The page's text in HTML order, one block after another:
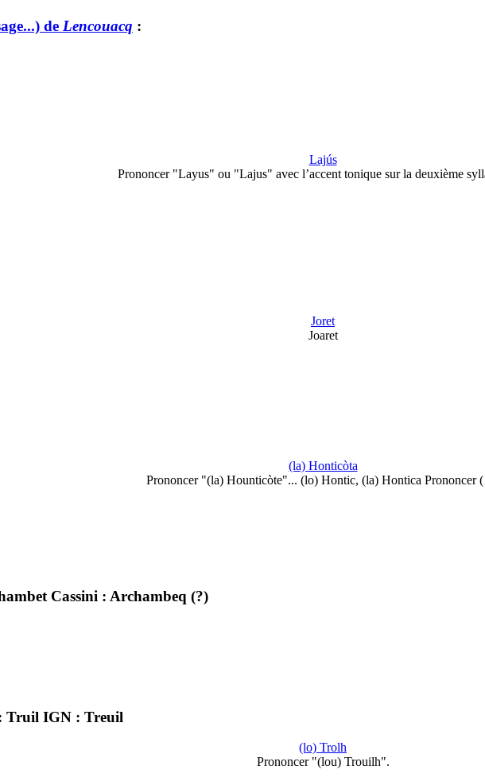
de Lencouacq :
Lajús
Prononcer "Layus" ou "Lajus" avec l’accent tonique sur la deuxième
Joret
Joaret
(la) Honticòta
Prononcer "(la) Hounticòte"... (lo) Hontic, (la) Hontica Prononcer
Cassini : Archambeq (?)
Truil IGN : Treuil
(lo) Trolh
Prononcer "(lou) Trouilh".